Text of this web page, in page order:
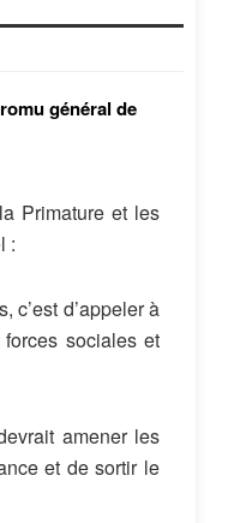
général de
Primature et les
:
c’est d’appeler à
sociales et
amener les
et de sortir le